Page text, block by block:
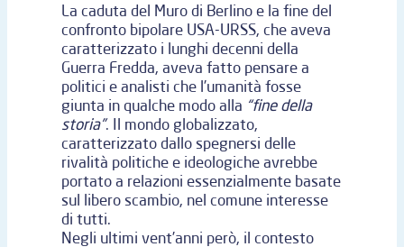
La caduta del Muro di Berlino e la fine del
confronto bipolare USA-URSS, che aveva
caratterizzato i lunghi decenni della
Guerra Fredda, aveva fatto pensare a
politici e analisti che l’umanità fosse
giunta in qualche modo alla “fine della
storia”. Il mondo globalizzato,
caratterizzato dallo spegnersi delle
rivalità politiche e ideologiche avrebbe
portato a relazioni essenzialmente basate
sul libero scambio, nel comune interesse
di tutti.
Negli ultimi vent’anni però, il contesto